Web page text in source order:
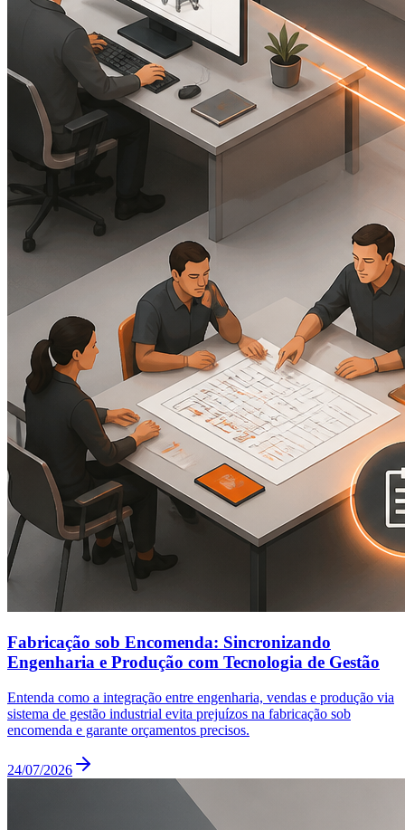
Fabricação sob Encomenda: Sincronizando
Engenharia e Produção com Tecnologia de Gestão
Entenda como a integração entre engenharia, vendas e produção via
sistema de gestão industrial evita prejuízos na fabricação sob
encomenda e garante orçamentos precisos.
24/07/2026